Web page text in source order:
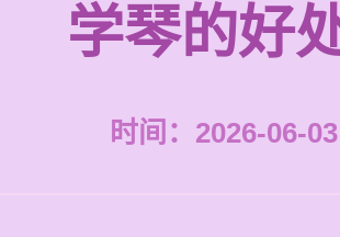
学琴的好
时间：2026-06-